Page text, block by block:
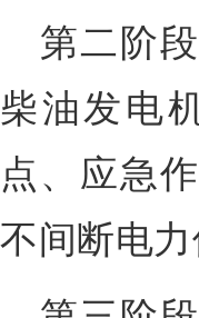
第二阶
柴油发电
点、应急
不间断电力